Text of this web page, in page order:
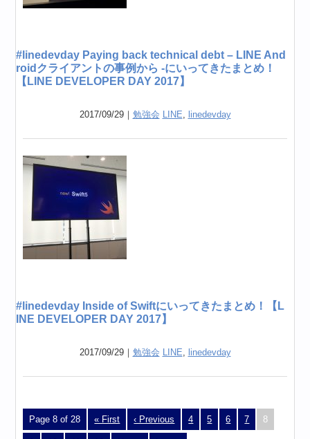
#linedevday Paying back technical debt – LINE And
roidクライアントの事例から -にいってきたまとめ！
【LINE DEVELOPER DAY 2017】
2017/09/29｜ 勉強会 LINE, linedevday
#linedevday Inside of Swiftにいってきたまとめ！【L
INE DEVELOPER DAY 2017】
2017/09/29｜ 勉強会 LINE, linedevday
Page 8 of 28 « First ‹ Previous 4 5 6 7 8